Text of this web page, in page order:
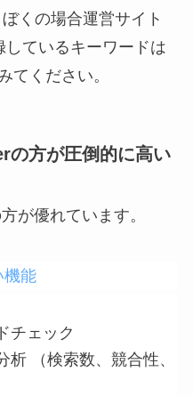
くの場合運営サイト
ているキーワードは
てください。
方が圧倒的に高い
が優れています。
機能
チェック
析 （検索数、競合性、